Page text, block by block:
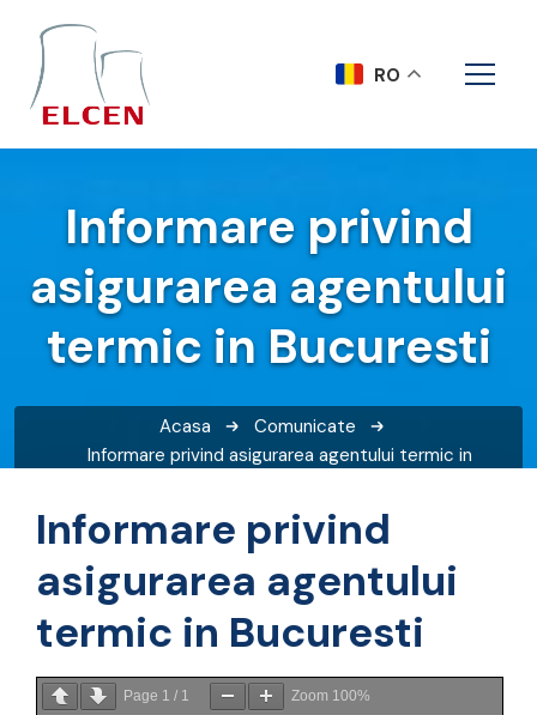
Informare privind
asigurarea agentului
termic in Bucuresti
Acasa
Comunicate
Informare privind asigurarea agentului termic in
Informare privind
asigurarea agentului
termic in Bucuresti
Page 1 / 1 Zoom 100%
RO